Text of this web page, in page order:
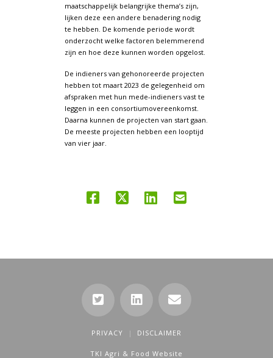
maatschappelijk belangrijke thema’s zijn,
lijken deze een andere benadering nodig
te hebben. De komende periode wordt
onderzocht welke factoren belemmerend
zijn en hoe deze kunnen worden opgelost.
De indieners van gehonoreerde projecten
hebben tot maart 2023 de gelegenheid om
afspraken met hun mede-indieners vast te
leggen in een consortiumovereenkomst.
Daarna kunnen de projecten van start gaan.
De meeste projecten hebben een looptijd
van vier jaar.
PRIVACY DISCLAIMER
TKI Agri & Food Website